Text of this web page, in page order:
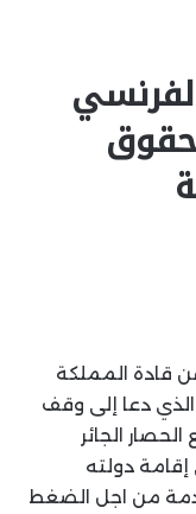
قادة المملكة
الذي دعا إلى وقف
الجائر
دولته
من اجل الضغط